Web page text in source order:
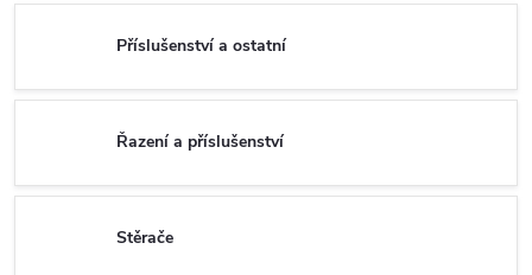
Příslušenství a ostatní
Řazení a příslušenství
Stěrače